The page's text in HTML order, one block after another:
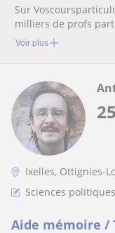
Sur
milliers de profs
particuliers
Voir plus
25
Ixelles, Ottignies-
Sciences politiques
Aide mémoire /